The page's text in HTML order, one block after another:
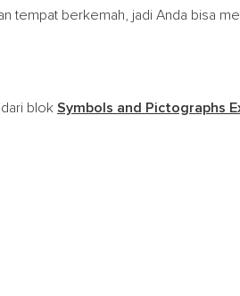
tempat berkemah, jadi Anda bisa
blokSymbols and Pictographs